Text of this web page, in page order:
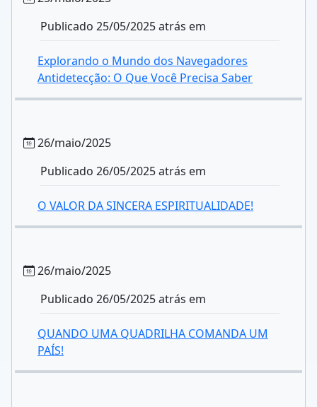
Publicado 25/05/2025 atrás em
Explorando o Mundo dos Navegadores
Antidetecção: O Que Você Precisa Saber
26/maio/2025
Publicado 26/05/2025 atrás em
O VALOR DA SINCERA ESPIRITUALIDADE!
26/maio/2025
Publicado 26/05/2025 atrás em
QUANDO UMA QUADRILHA COMANDA UM
PAÍS!